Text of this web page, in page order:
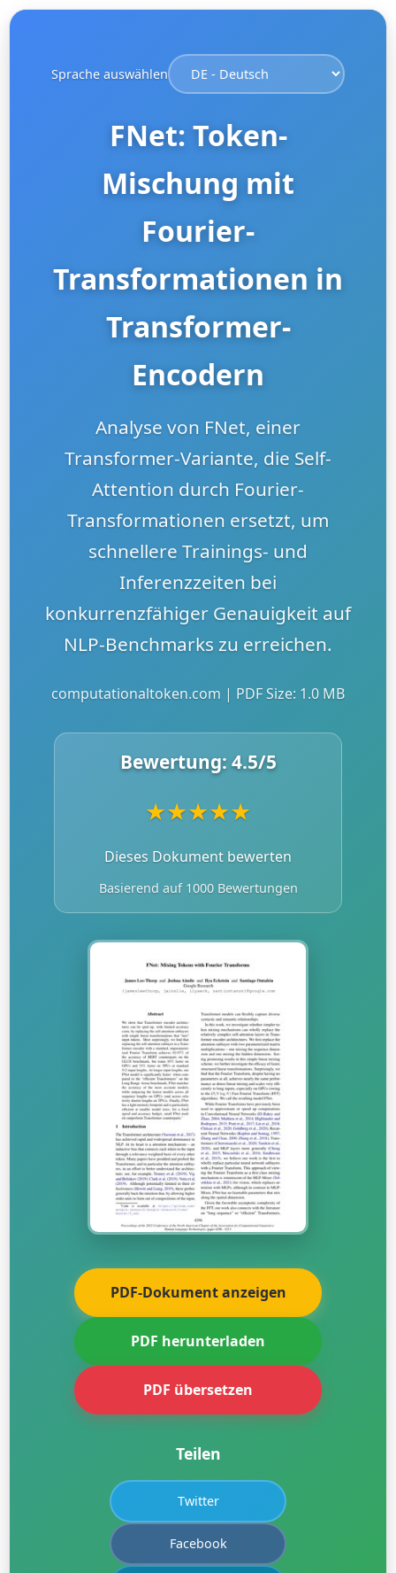
Sprache auswählen
FNet: Token-
Mischung mit
Fourier-
Transformationen in
Transformer-
Encodern
Analyse von FNet, einer
Transformer-Variante, die Self-
Attention durch Fourier-
Transformationen ersetzt, um
schnellere Trainings- und
Inferenzzeiten bei
konkurrenzfähiger Genauigkeit auf
NLP-Benchmarks zu erreichen.
computationaltoken.com | PDF Size: 1.0 MB
Bewertung: 4.5/5
★★★★★
Dieses Dokument bewerten
Basierend auf 1000 Bewertungen
PDF-Dokument anzeigen
PDF herunterladen
PDF übersetzen
Teilen
Twitter
Facebook